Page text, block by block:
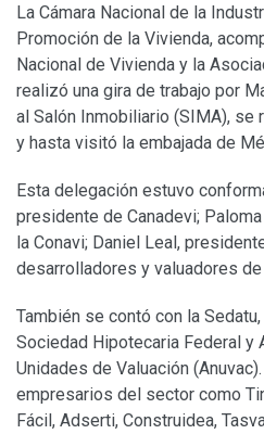
La Cámara Nacional de la
Promoción de la Vivienda,
Nacional de Vivienda y la
realizó una gira de trabajo por
al Salón Inmobiliario (SIMA), se
y hasta visitó la embajada de
Esta delegación estuvo
presidente de Canadevi;
la Conavi; Daniel Leal,
desarrolladores y valuadores
También se contó con la
Sociedad Hipotecaria Federal y
Unidades de Valuación
empresarios del sector como
Fácil, Adserti, Construidea,